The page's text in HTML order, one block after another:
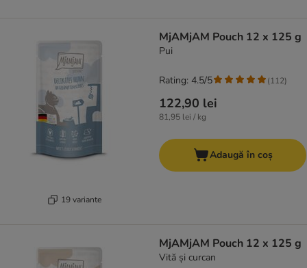
19 variante
MjAMjAM Pouch 12 x 125 g
Pui
122,90 lei
81,95 lei / kg
Rating: 4.5/5 (112)
Adaugă în coș
MjAMjAM Pouch 12 x 125 g
Vită și curcan